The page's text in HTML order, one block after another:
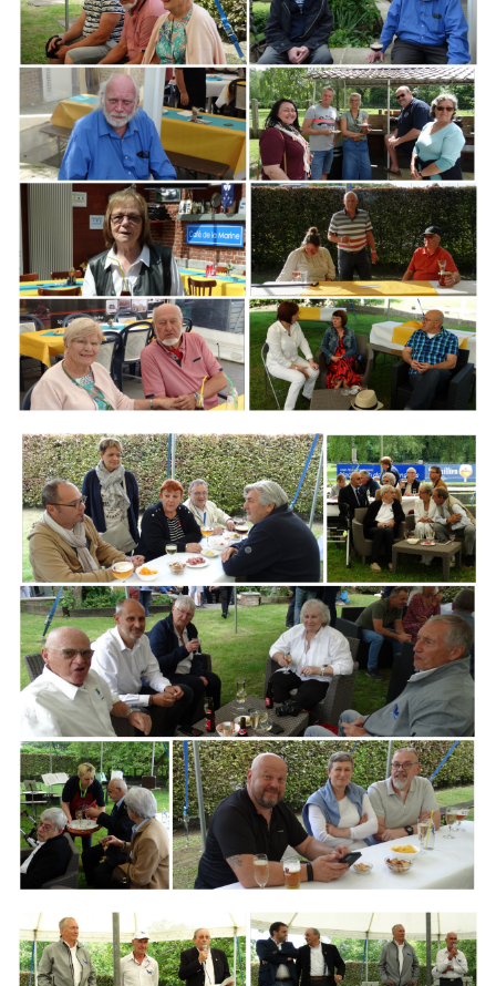
Branding
ARMCHAIR
Branding
ARMCHAIR